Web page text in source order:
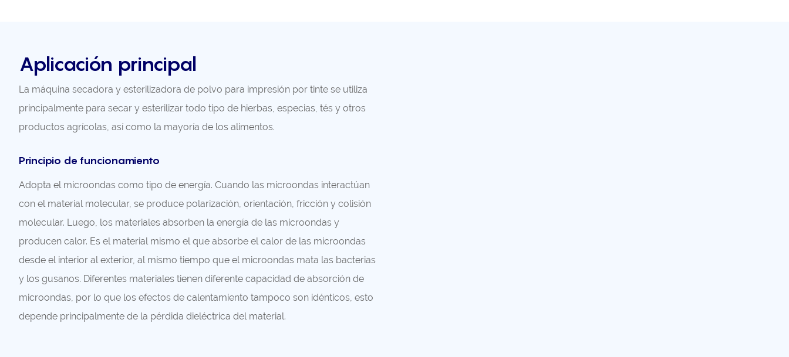
Aplicación principal
La máquina secadora y esterilizadora de polvo para impresión por tinte se utiliza
principalmente para secar y esterilizar todo tipo de hierbas, especias, tés y otros
productos agrícolas, así como la mayoría de los alimentos.
Principio de funcionamiento
Adopta el microondas como tipo de energía. Cuando las microondas interactúan
con el material molecular, se produce polarización, orientación, fricción y colisión
molecular. Luego, los materiales absorben la energía de las microondas y
producen calor. Es el material mismo el que absorbe el calor de las microondas
desde el interior al exterior, al mismo tiempo que el microondas mata las bacterias
y los gusanos. Diferentes materiales tienen diferente capacidad de absorción de
microondas, por lo que los efectos de calentamiento tampoco son idénticos, esto
depende principalmente de la pérdida dieléctrica del material.